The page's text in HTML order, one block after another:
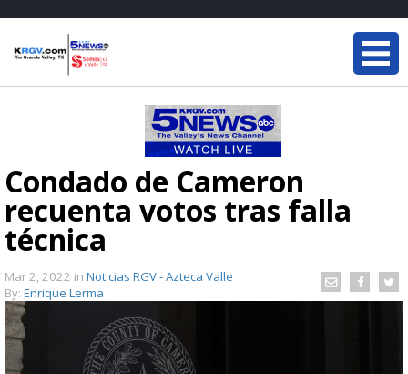
Condado de Cameron
recuenta votos tras falla
técnica
Mar 2, 2022 in Noticias RGV - Azteca Valle
By: Enrique Lerma